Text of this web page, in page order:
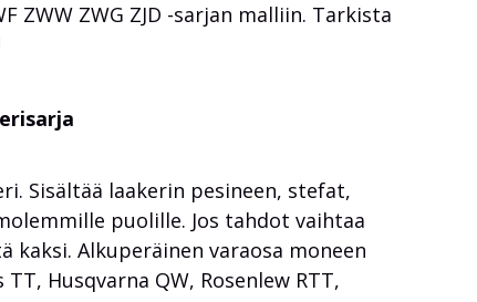
ZWW ZWG ZJD -sarjan malliin. Tarkista
Sisältää laakerin pesineen, stefat,
puolille. Jos tahdot vaihtaa
Alkuperäinen varaosa moneen
Husqvarna QW, Rosenlew RTT,